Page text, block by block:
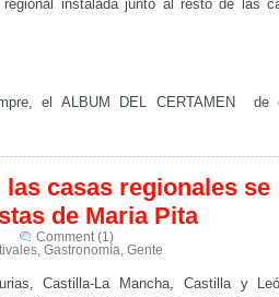
instalada junto al resto de las
el ALBUM DEL CERTAMEN de
casas regionales se
de Maria Pita
Comment (1)
Gastronomía Gente
Castilla-La Mancha, Castilla y